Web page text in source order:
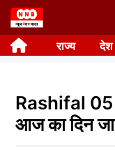
Skip
to
content राज्य देश
Rashifal 05
आज का दिन